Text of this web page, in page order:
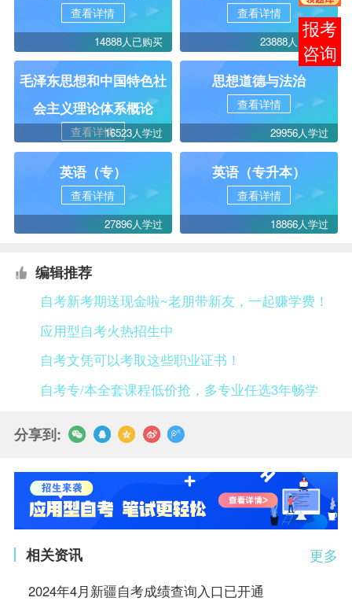
查看详情
14888人已购买
查看详情
23888人已购买
毛泽东思想和中国特色社
会主义理论体系概论
查看详情16523人学过
思想道德与法治
查看详情
29956人学过
英语（专）
查看详情
27896人学过
英语（专升本）
查看详情
18866人学过
编辑推荐
自考新考期送现金啦~老朋带新友，一起赚学费！
应用型自考火热招生中
自考文凭可以考取这些职业证书！
自考专/本全套课程低价抢，多专业任选3年畅学
分享到:
更多
相关资讯
2024年4月新疆自考成绩查询入口已开通
报考
咨询